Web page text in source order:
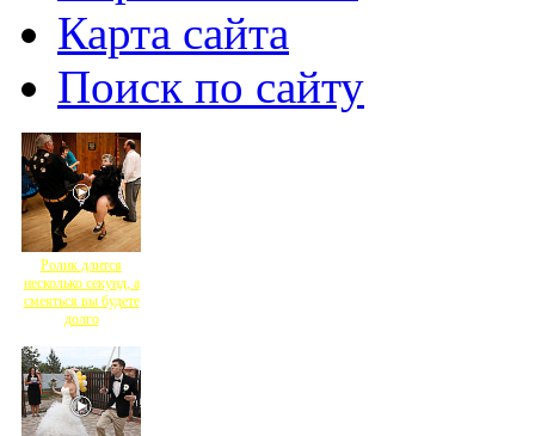
Карта сайта
Поиск по сайту
Ролик длится
несколько секунд, а
смеяться вы будете
долго